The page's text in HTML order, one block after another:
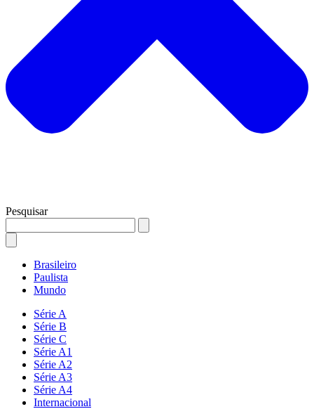
Pesquisar
Brasileiro
Paulista
Mundo
Série A
Série B
Série C
Série A1
Série A2
Série A3
Série A4
Internacional